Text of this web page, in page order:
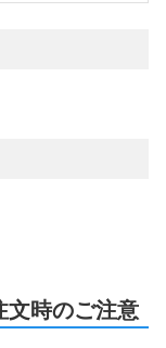
文時のご注意